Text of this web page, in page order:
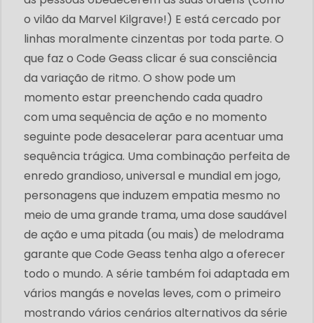
o vilão da Marvel Kilgrave!) E está cercado por
linhas moralmente cinzentas por toda parte. O
que faz o Code Geass clicar é sua consciência
da variação de ritmo. O show pode um
momento estar preenchendo cada quadro
com uma sequência de ação e no momento
seguinte pode desacelerar para acentuar uma
sequência trágica. Uma combinação perfeita de
enredo grandioso, universal e mundial em jogo,
personagens que induzem empatia mesmo no
meio de uma grande trama, uma dose saudável
de ação e uma pitada (ou mais) de melodrama
garante que Code Geass tenha algo a oferecer
todo o mundo. A série também foi adaptada em
vários mangás e novelas leves, com o primeiro
mostrando vários cenários alternativos da série